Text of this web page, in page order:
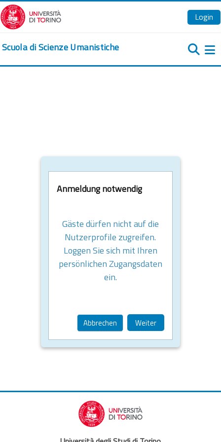
Zum Hauptinhalt
Login
Scuola di Scienze Umanistiche
Anmeldung notwendig
Gäste dürfen nicht auf die
Nutzerprofile zugreifen.
Loggen Sie sich mit Ihren
persönlichen Zugangsdaten
ein.
Abbrechen Weiter